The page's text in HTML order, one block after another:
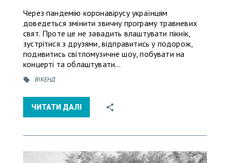
Через пандемію коронавірусу українцям
доведеться змінити звичну програму травневих
свят. Проте це не завадить влаштувати пікнік,
зустрітися з друзями, відправитись у подорож,
подивитись світломузичне шоу, побувати на
концерті та облаштувати…
ВІКЕНД
ЧИТАТИ ДАЛІ